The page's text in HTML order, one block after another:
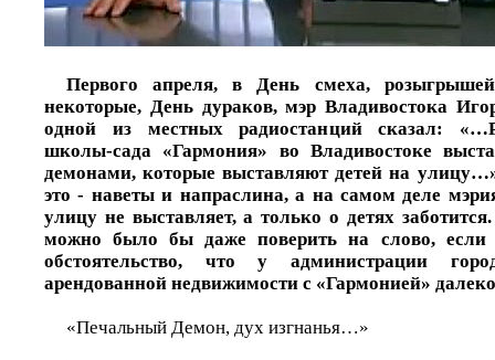
Первого апреля, в День смеха,
некоторые, День дураков, мэр Владивостока
одной из местных радиостанций сказал:
школы-сада «Гармония» во Владивостоке
демонами, которые выставляют детей на
это - наветы и напраслина, а на самом деле
улицу не выставляет, а только о детях
можно было бы даже поверить на слово,
обстоятельство, что у администрации
арендованной недвижимости с «Гармонией»
«Печальный Демон, дух изгнанья…»